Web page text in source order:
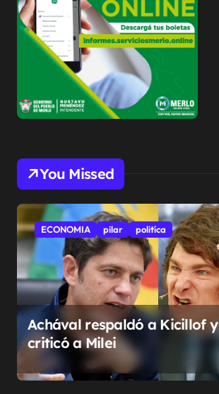
You Missed
ECONOMIA pilar politíca
Achával respaldó a Kicillof y
criticó a Milei